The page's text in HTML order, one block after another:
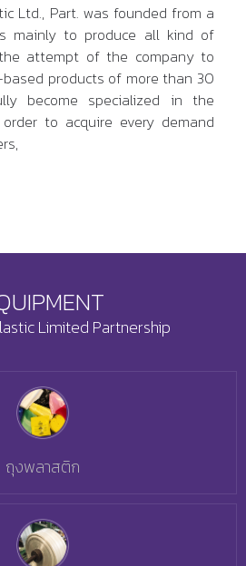
Ltd., Part. was founded from a
mainly to produce all kind of
attempt of the company to
products of more than 30
become specialized in the
to acquire every demand
Limited Partnership
ถุงพลาสติก